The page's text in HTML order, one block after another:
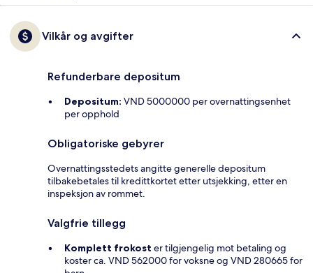
Vilkår og avgifter
Refunderbare depositum
Depositum: VND 5000000 per overnattingsenhet
per opphold
Obligatoriske gebyrer
Overnattingsstedets angitte generelle depositum
tilbakebetales til kredittkortet etter utsjekking, etter en
inspeksjon av rommet.
Valgfrie tillegg
Komplett frokost er tilgjengelig mot betaling og
koster ca. VND 562000 for voksne og VND 280665 for